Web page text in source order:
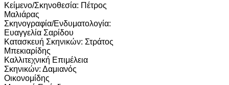
Κείμενο/Σκηνοθεσία: Πέτρος
Μαλιάρας
Σκηνογραφία/Ενδυματολογία:
Ευαγγελία Σαρίδου
Κατασκευή Σκηνικών: Στράτος
Μπεκιαρίδης
Καλλιτεχνική Επιμέλεια
Σκηνικών: Δαμιανός
Οικονομίδης